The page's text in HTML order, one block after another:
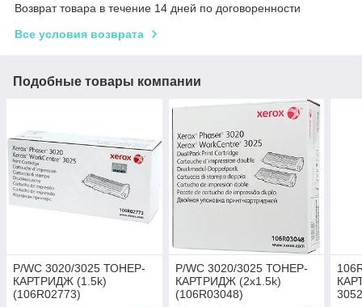
Возврат товара в течение 14 дней по договоренности
Все условия возврата
Подобные товары компании
P/WC 3020/3025 ТОНЕР-
КАРТРИДЖ (1.5k)
(106R02773)
P/WC 3020/3025 ТОНЕР-
КАРТРИДЖ (2x1.5k)
(106R03048)